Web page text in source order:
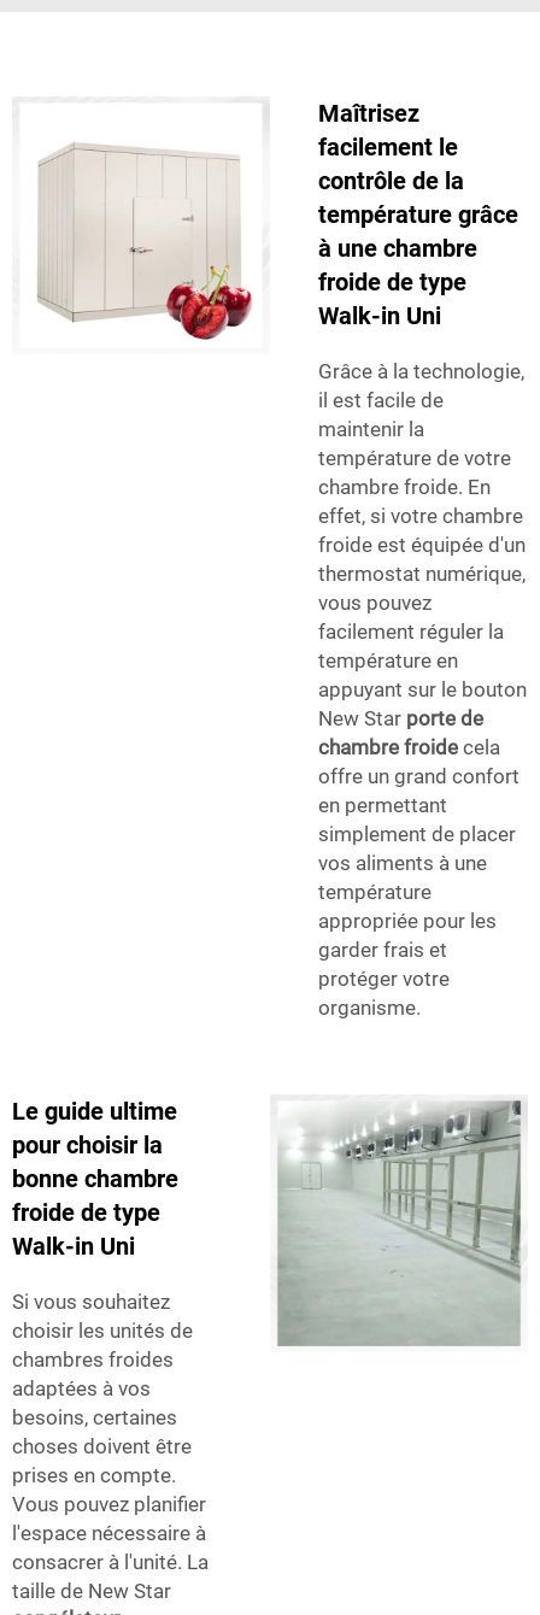
Maîtrisez
facilement le
contrôle de la
température grâce
à une chambre
froide de type
Walk-in Uni
Grâce à la technologie,
il est facile de
maintenir la
température de votre
chambre froide. En
effet, si votre chambre
froide est équipée d'un
thermostat numérique,
vous pouvez
facilement réguler la
température en
appuyant sur le bouton
New Star porte de
chambre froide cela
offre un grand confort
en permettant
simplement de placer
vos aliments à une
température
appropriée pour les
garder frais et
protéger votre
organisme.
Le guide ultime
pour choisir la
bonne chambre
froide de type
Walk-in Uni
Si vous souhaitez
choisir les unités de
chambres froides
adaptées à vos
besoins, certaines
choses doivent être
prises en compte.
Vous pouvez planifier
l'espace nécessaire à
consacrer à l'unité. La
taille de New Star